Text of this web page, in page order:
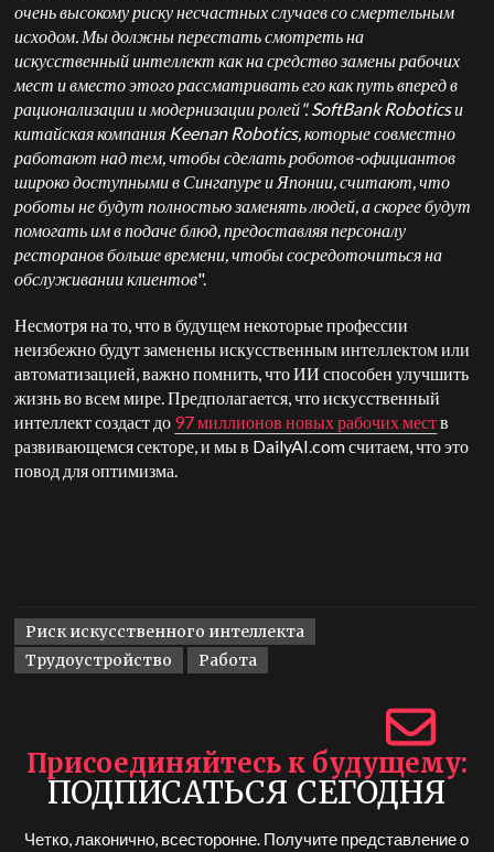
очень высокому риску несчастных случаев со смертельным
исходом. Мы должны перестать смотреть на
искусственный интеллект как на средство замены рабочих
мест и вместо этого рассматривать его как путь вперед в
рационализации и модернизации ролей". SoftBank Robotics и
китайская компания Keenan Robotics, которые совместно
работают над тем, чтобы сделать роботов-официантов
широко доступными в Сингапуре и Японии, считают, что
роботы не будут полностью заменять людей, а скорее будут
помогать им в подаче блюд, предоставляя персоналу
ресторанов больше времени, чтобы сосредоточиться на
обслуживании клиентов".
Несмотря на то, что в будущем некоторые профессии
неизбежно будут заменены искусственным интеллектом или
автоматизацией, важно помнить, что ИИ способен улучшить
жизнь во всем мире. Предполагается, что искусственный
интеллект создаст до 97 миллионов новых рабочих меств
развивающемся секторе, и мы в DailyAI.com считаем, что это
повод для оптимизма.
Риск искусственного интеллекта
Трудоустройство
Работа
Присоединяйтесь к будущему
ПОДПИСАТЬСЯ СЕГОДНЯ
Четко, лаконично, всесторонне. Получите представление о